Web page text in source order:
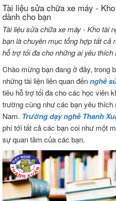
Tài liệu sửa chữa xe máy -
dành cho bạn
Tài liệu sửa chữa xe máy - Kho tài
bạn là chuyên mục tổng hợp tất cả
hỗ trợ tối đa cho những ai yêu thích
Chào mừng bạn đang ở đây, trong
những tài liện liên quan đếnnghề
tiêu hỗ trợ tối đa cho các học viên
trường cũng như các bạn yêu
Nam. Trường dạy nghề Thanh
phí tới tất cả các bạn coi như một
sự quan tâm của các bạn.